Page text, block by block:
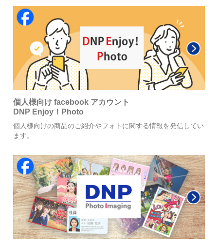
個人様向け facebook アカウント
DNP Enjoy！Photo
個人様向けの商品のご紹介やフォトに関する情報を発信してい
ます。